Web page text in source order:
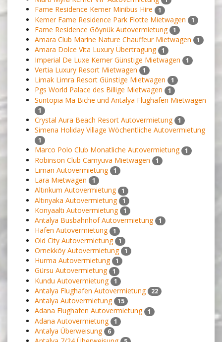
Fame Residence Kemer Minibus Hire 1
Kemer Fame Residence Park Flotte Mietwagen 1
Fame Residence Göynük Autovermietung 1
Amara Club Marine Nature Chauffeur Mietwagen 1
Amara Dolce Vita Luxury Übertragung 1
Imperial De Luxe Kemer Günstige Mietwagen 1
Vertia Luxury Resort Mietwagen 1
Limak Limra Resort Günstige Mietwagen 1
Pgs World Palace des Billige Mietwagen 1
Suntopia Ma Biche und Antalya Flughafen Mietwagen
1
Crystal Aura Beach Resort Autovermietung 1
Simena Holiday Village Wöchentliche Autovermietung
1
Marco Polo Club Monatliche Autovermietung 1
Robinson Club Camyuva Mietwagen 1
Liman Autovermietung 1
Lara Mietwagen 1
Altınkum Autovermietung 1
Altınyaka Autovermietung 1
Konyaaltı Autovermietung 1
Antalya Busbahnhof Autovermietung 1
Hafen Autovermietung 1
Old City Autovermietung 1
Örnekköy Autovermietung 1
Hurma Autovermietung 1
Gürsu Autovermietung 1
Kundu Autovermietung 1
Antalya Flughafen Autovermietung 22
Antalya Autovermietung 15
Adana Flughafen Autovermietung 1
Adana Autovermietung 1
Antalya Überweisung 6